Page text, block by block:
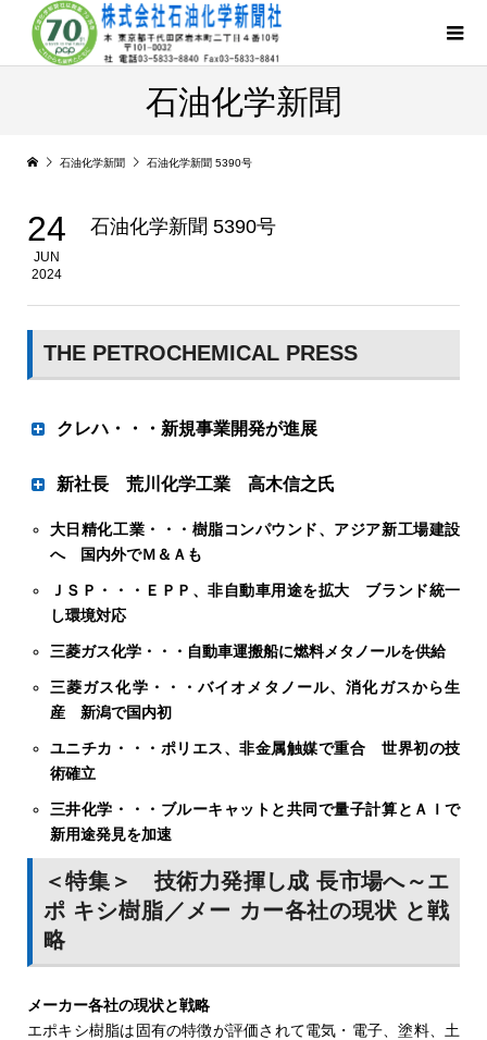
石油化学新聞
石油化学新聞 石油化学新聞 5390号
24
JUN
2024
石油化学新聞 5390号
THE PETROCHEMICAL PRESS
クレハ・・・新規事業開発が進展
ＳｉＣ繊維など４テーマで
クレハの新規事業開発が進展している。公表する四つの新
維は開発ステージがラボスケールからベンチスケールに移
行、30年ごろに航空機エンジン部材での実用化を目指す。
他の３Ｄタッチパネル、ＰＦＡＳ（有機フッ素化合物）無
次事業化する計画だ。
新社長 荒川化学工業 高木信之氏
水素化石油樹脂 高付加価値用に集中
ライフサイエンス事業化へ
度の黒字化と、中
期経営実行計画最
取り組む。長期的
エンス分野を五つ
標だ」 高木社長
が４月に就任し
ング事業に主に携わってきた。荒川化学工業は創業以来、
松から作る天然樹脂ロジンを軸に製紙用薬品、印刷インキ
大日精化工業・・・樹脂コンパウンド、アジア新工場建設
へ 国内外でＭ＆Ａも
ＪＳＰ・・・ＥＰＰ、非自動車用途を拡大 ブランド統一
し環境対応
三菱ガス化学・・・自動車運搬船に燃料メタノールを供給
三菱ガス化学・・・バイオメタノール、消化ガスから生
産 新潟で国内初
ユニチカ・・・ポリエス、非金属触媒で重合 世界初の技
術確立
三井化学・・・ブルーキャットと共同で量子計算とＡＩで
新用途発見を加速
＜特集＞ 技術力発揮し成 長市場へ～エ
ポ キシ樹脂／メー カー各社の現状 と戦
略
メーカー各社の現状と戦略
エポキシ樹脂は固有の特徴が評価されて電気・電子、塗料、土